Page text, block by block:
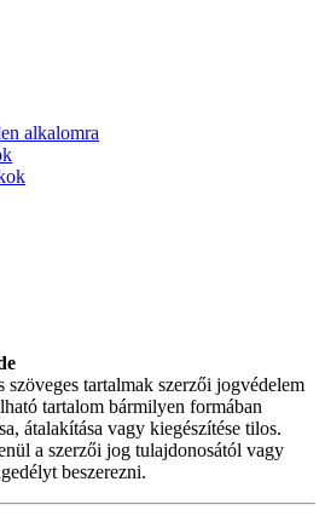
alkalomra
tartalmak szerzői jogvédelem
tartalom bármilyen formában
átalakítása vagy kiegészítése tilos.
a szerzői jog tulajdonosától vagy
beszerezni.